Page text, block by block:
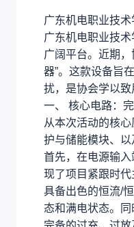
广东机电职业技
广东机电职业技
广阔平台。近期
器”。这款设备旨
扰，是协会学以致
一、 核心电路：
从本次活动的核
护与储能模块、
首先，在电源输
现了项目紧跟时
具备出色的恒流/
态和满电状态。